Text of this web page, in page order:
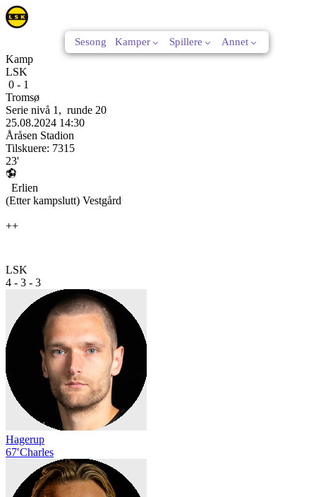
Sesong Kamper Spillere Annet
Kamp
LSK
0 - 1
Tromsø
Serie nivå 1 , runde 20
25.08.2024 14:30
Åråsen Stadion
Tilskuere: 7315
23'
Erlien
(Etter kampslutt) Vestgård
++
LSK
4 - 3 - 3
Hagerup
67′Charles